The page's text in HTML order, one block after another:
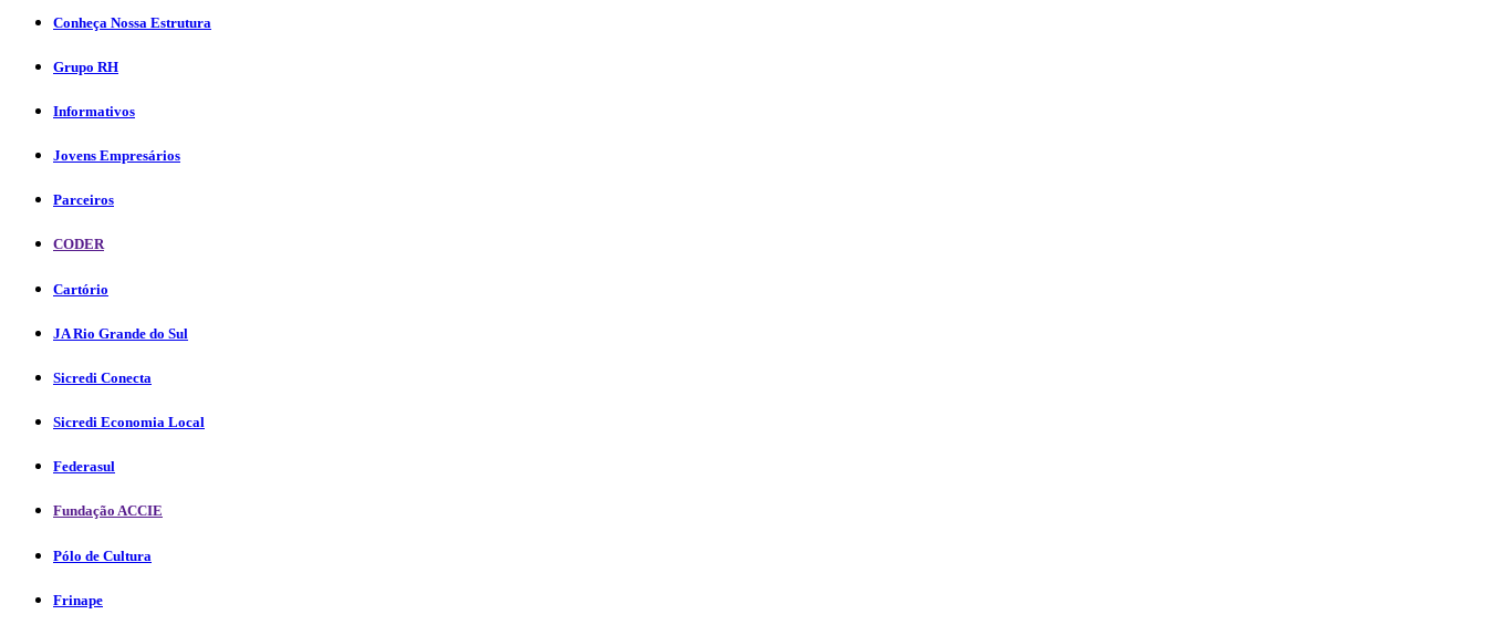
Conheça Nossa Estrutura
Grupo RH
Informativos
Jovens Empresários
Parceiros
CODER
Cartório
JA Rio Grande do Sul
Sicredi Conecta
Sicredi Economia Local
Federasul
Fundação ACCIE
Pólo de Cultura
Frinape